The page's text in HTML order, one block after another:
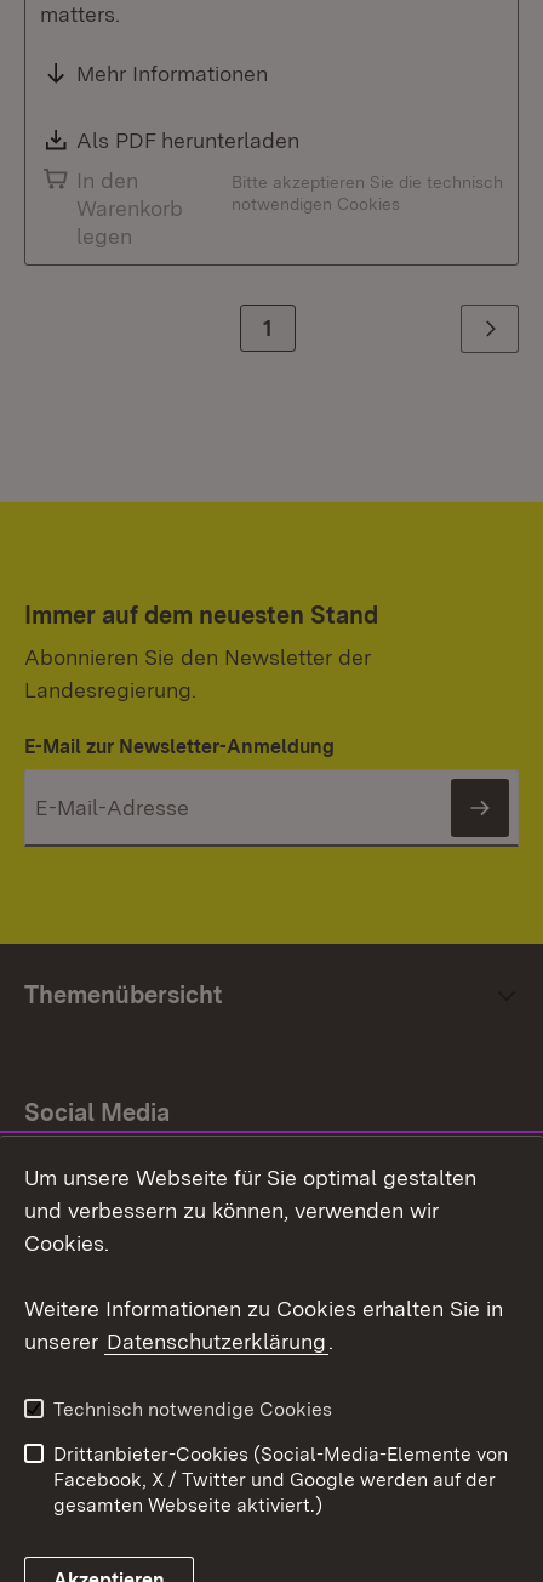
matters.
Mehr Informationen
Download:
Als PDF herunterladen
In den
Warenkorb
legen
Bitte akzeptieren Sie die technisch
notwendigen Cookies
Zur Seite
1 Weiter
Immer auf dem neuesten Stand
Abonnieren Sie den Newsletter der
Landesregierung.
E-Mail zur Newsletter-Anmeldung
Themenübersicht
Social Media
Facebook
Barrierefreiheit
Kontakt
Cookies
Um unsere Webseite für Sie optimal gestalten
und verbessern zu können, verwenden wir
Cookies.
Weitere Informationen zu Cookies erhalten Sie in
unserer Datenschutzerklärung.
Technisch notwendige Cookies
Drittanbieter-Cookies (Social-Media-Elemente von
Facebook, X / Twitter und Google werden auf der
gesamten Webseite aktiviert.)